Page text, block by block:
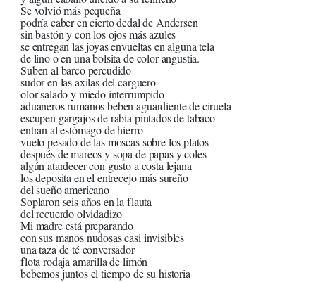
Se volvió más pequeña
podría caber en cierto dedal de Andersen
sin bastón y con los ojos más azules
se entregan las joyas envueltas en alguna tela
de lino o en una bolsita de color angustia.
Suben al barco percudido
sudor en las axilas del carguero
olor salado y miedo interrumpido
aduaneros rumanos beben aguardiente de ciruela
escupen gargajos de rabia pintados de tabaco
entran al estómago de hierro
vuelo pesado de las moscas sobre los platos
después de mareos y sopa de papas y coles
algún atardecer con gusto a costa lejana
los deposita en el entrecejo más sureño
del sueño americano
Soplaron seis años en la flauta
del recuerdo olvidadizo
Mi madre está preparando
con sus manos nudosas casi invisibles
una taza de té conversador
flota rodaja amarilla de limón
bebemos juntos el tiempo de su historia